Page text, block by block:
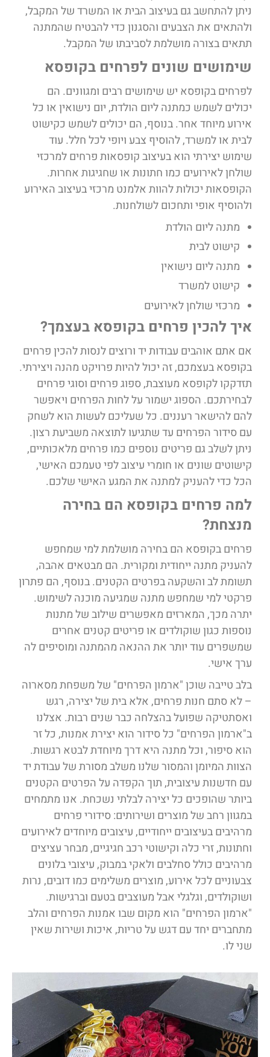
ניתן להתחשב גם בעיצוב הבית או המשרד של המקבל,
ולהתאים את הצבעים והסגנון כדי להבטיח שהמתנה
תתאים בצורה מושלמת לסביבתו של המקבל.
שימושים שונים לפרחים בקופסא
לפרחים בקופסא יש שימושים רבים ומגוונים. הם
יכולים לשמש כמתנה ליום הולדת, יום נישואין או כל
אירוע מיוחד אחר. בנוסף, הם יכולים לשמש כקישוט
לבית או למשרד, להוסיף צבע ויופי לכל חלל. עוד
שימוש יצירתי הוא בעיצוב קופסאות פרחים למרכזי
שולחן לאירועים כמו חתונות או שחגיגות אחרות.
הקופסאות יכולות להוות אלמנט מרכזי בעיצוב האירוע
ולהוסיף אופי ותחכום לשולחנות.
מתנה ליום הולדת
קישוט לבית
מתנה ליום נישואין
קישוט למשרד
מרכזי שולחן לאירועים
איך להכין פרחים בקופסא בעצמך?
אם אתם אוהבים עבודות יד ורוצים לנסות להכין פרחים
בקופסא בעצמכם, זה יכול להיות פרויקט מהנה ויצירתי.
תזדקקו לקופסא מעוצבת, ספוג פרחים וסוגי פרחים
לבחירתכם. הספוג ישמור על לחות הפרחים ויאפשר
להם להישאר רעננים. כל שעליכם לעשות הוא לשחק
עם סידור הפרחים עד שתגיעו לתוצאה משביעת רצון.
ניתן לשלב גם פריטים נוספים כמו פרחים מלאכותיים,
קישוטים שונים או חומרי עיצוב לפי טעמכם האישי,
הכל כדי להעניק למתנה את המגע האישי שלכם.
למה פרחים בקופסא הם בחירה
מנצחת?
פרחים בקופסא הם בחירה מושלמת למי שמחפש
להעניק מתנה ייחודית ומקורית. הם מבטאים אהבה,
תשומת לב והשקעה בפרטים הקטנים. בנוסף, הם פתרון
פרקטי למי שמחפש מתנה שמגיעה מוכנה לשימוש.
יתרה מכך, המארזים מאפשרים שילוב של מתנות
נוספות כגון שוקולדים או פריטים קטנים אחרים
שמשפרים עוד יותר את ההנאה מהמתנה ומוסיפים לה
ערך אישי.
בלב טייבה שוכן "ארמון הפרחים" של משפחת מסארוה
– לא סתם חנות פרחים, אלא בית של יצירה, רגש
ואסתטיקה שפועל בהצלחה כבר שנים רבות. אצלנו
ב"ארמון הפרחים" כל סידור הוא יצירת אמנות, כל זר
הוא סיפור, וכל מתנה היא דרך מיוחדת לבטא רגשות.
הצוות המיומן והמסור שלנו משלב מסורת של עבודת יד
עם חדשנות עיצובית, תוך הקפדה על הפרטים הקטנים
ביותר שהופכים כל יצירה לבלתי נשכחת. אנו מתמחים
במגוון רחב של מוצרים ושירותים: סידורי פרחים
מרהיבים בעיצובים ייחודיים, עיצובים מיוחדים לאירועים
וחתונות, זרי כלה וקישוטי רכב חגיגיים, מבחר עציצים
מרהיבים כולל סחלבים ולאקי במבוק, עיצובי בלונים
צבעוניים לכל אירוע, מוצרים משלימים כמו דובים, נרות
ושוקולדים, וגלגלי אבל מעוצבים בטעם וברגישות.
"ארמון הפרחים" הוא מקום שבו אמנות הפרחים והלב
מתחברים יחד עם דגש על טריות, איכות ושירות שאין
שני לו.